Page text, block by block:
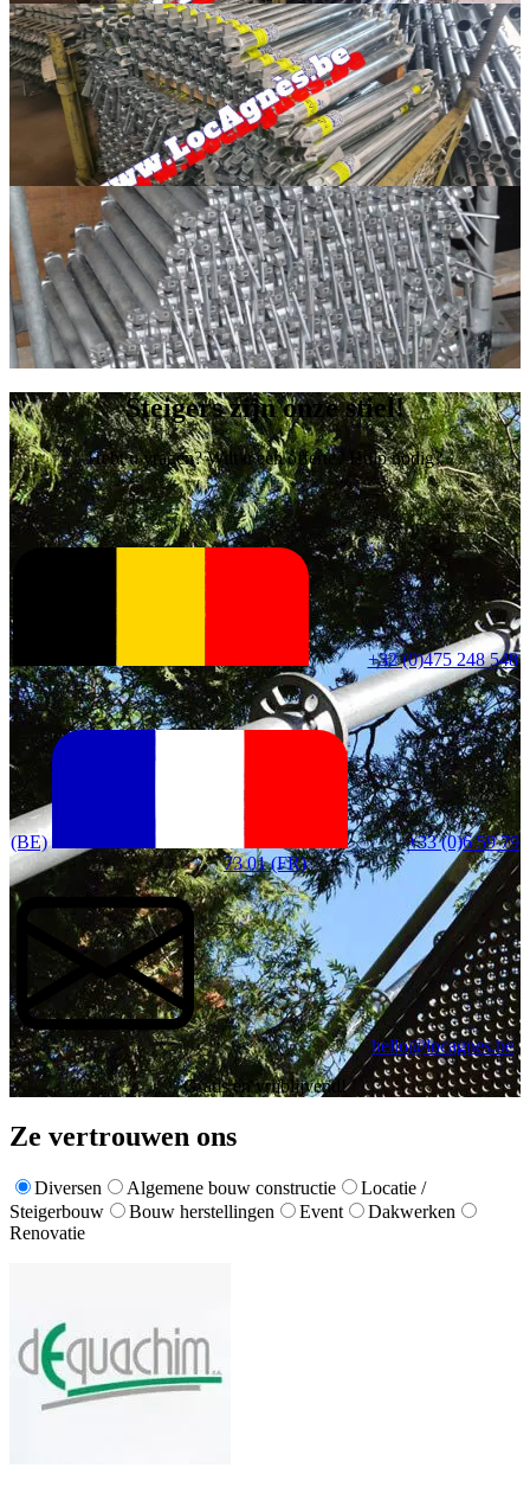
Steigers zijn onze stiel!
Hebt u vragen? Wilt u een offerte? Hulp nodig?
+32 (0)475 248 548
(BE)
+33 (0)6 59 79
73 01 (FR)
hello@locagnes.be
Gratis en vrijblijvend!
Ze vertrouwen ons
Diversen Algemene bouw constructie
Locatie /
Steigerbouw
Bouw herstellingen Event
Dakwerken
Renovatie